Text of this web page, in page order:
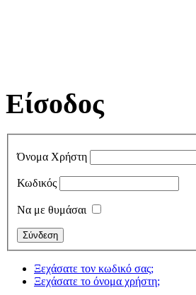
Είσοδος
Όνομα Χρήστη
Κωδικός
Να με θυμάσαι
Ξεχάσατε τον κωδικό σας;
Ξεχάσατε το όνομα χρήστη;